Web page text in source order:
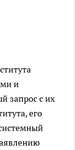
и
запрос с их
его